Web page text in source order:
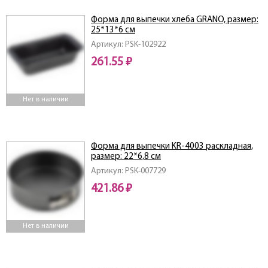
Нет в наличии
Артикул: PSK-102922
Форма для выпечки хлеба GRANO, размер:
25*13*6 см
261.55 ₽
Нет в наличии
Артикул: PSK-007729
Форма для выпечки KR-4003 раскладная,
размер: 22*6,8 см
421.86 ₽